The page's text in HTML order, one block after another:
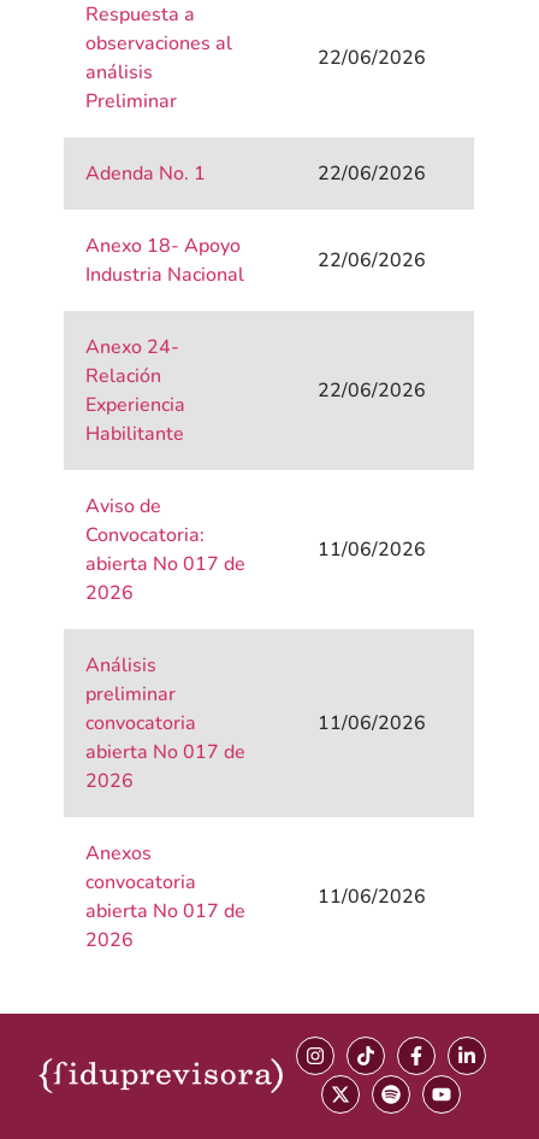
Respuesta a
observaciones al
análisis
Preliminar
22/06/2026
Adenda No. 1 22/06/2026
Anexo 18- Apoyo
Industria Nacional
22/06/2026
Anexo 24-
Relación
Experiencia
Habilitante
22/06/2026
Aviso de
Convocatoria:
abierta No 017 de
2026
11/06/2026
Análisis
preliminar
convocatoria
abierta No 017 de
2026
11/06/2026
Anexos
convocatoria
abierta No 017 de
2026
11/06/2026